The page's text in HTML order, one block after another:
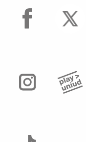
facebook